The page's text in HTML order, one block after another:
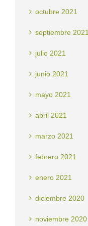
octubre 2021
septiembre 2021
julio 2021
junio 2021
mayo 2021
abril 2021
marzo 2021
febrero 2021
enero 2021
diciembre 2020
noviembre 2020